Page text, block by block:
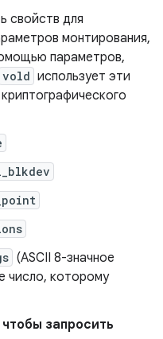
свойств для
монтирования,
параметров,
vold использует эти
(ASCII 8-значное
число, которому
запросить